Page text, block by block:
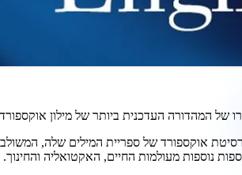
נוספות מעולמות החיים, האקטואליה והחינוך.